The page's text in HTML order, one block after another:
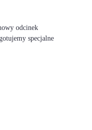
odcinek
specjalne